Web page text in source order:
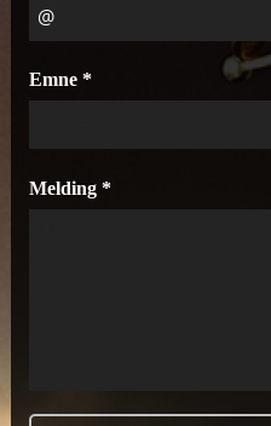
Emne *
Melding *